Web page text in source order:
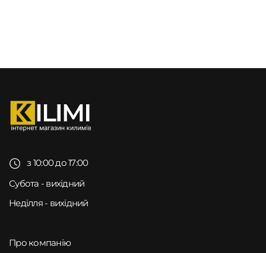
з 10:00 до 17:00
Субота - вихідний
Неділля - вихідний
Про компанію